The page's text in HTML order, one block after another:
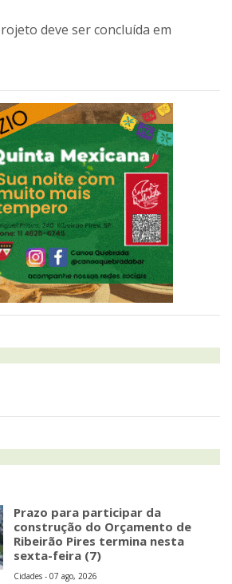
deve ser concluída em
Prazo para participar da
construção do Orçamento de
Ribeirão Pires termina nesta
sexta-feira (7)
Cidades - 07 ago, 2026